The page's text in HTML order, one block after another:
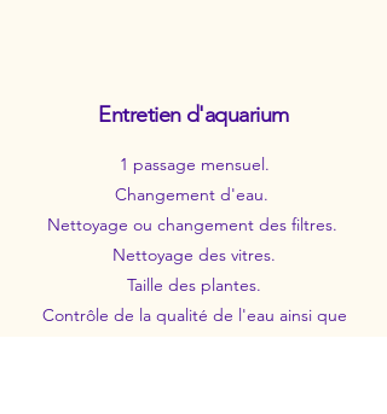
Entretien d'aquarium
1 passage mensuel.
Changement d'eau.
Nettoyage ou changement des filtres.
Nettoyage des vitres.
Taille des plantes.
Contrôle de la qualité de l'eau ainsi que